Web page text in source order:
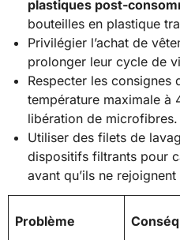
plastiques post-
bouteilles en plastique
Privilégier l’achat de
prolonger leur cycle de
Respecter les consignes
température maximale à
libération de microfibres.
Utiliser des filets de
dispositifs filtrants pour
avant qu’ils ne
Problème